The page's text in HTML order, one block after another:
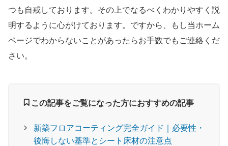
つも自戒しております。その上でなるべくわかりやすく説
明するように心がけております。ですから、もし当ホーム
ページでわからないことがあったらお手数でもご連絡くだ
さい。
この記事をご覧になった方におすすめの記事
新築フロアコーティング完全ガイド｜必要性・
後悔しない基準とシート床材の注意点